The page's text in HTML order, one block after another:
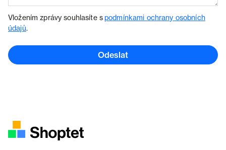
Vložením zprávy souhlasíte spodmínkami ochrany osobních
údajů.
Odeslat